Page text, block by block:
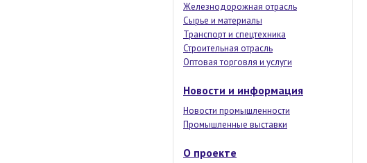
Железнодорожная отрасль
Сырье и материалы
Транспорт и спецтехника
Строительная отрасль
Оптовая торговля и услуги
Новости и информация
Новости промышленности
Промышленные выставки
О проекте